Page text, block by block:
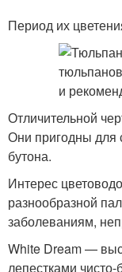
Период их
Отличительной
Они пригодны для
бутона.
Интерес
разнообразной
заболеваниям,
White Dream —
лепестками чисто-